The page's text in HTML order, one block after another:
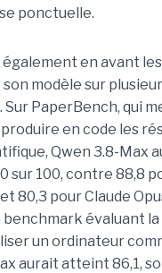
ponctuelle.
en avant
modèle sur
Sur PaperBench, qui
en code les
Qwen 3.8-Max
sur 100, contre 88,8
80,3 pour Claude
benchmark évaluant la
un ordinateur
aurait atteint 86,1,